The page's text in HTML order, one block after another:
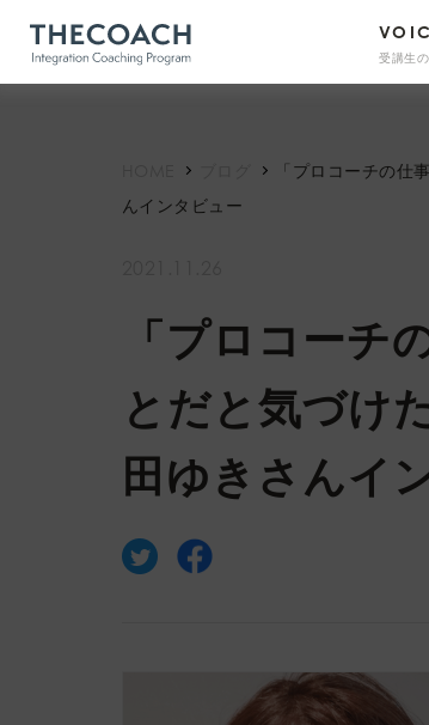
受講生
「プロコーチの仕
んインタビュー
「プロコーチ
とだと気づけ
田ゆきさんイ